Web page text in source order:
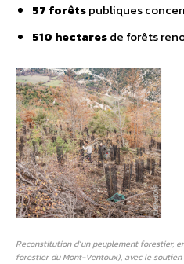
57 forêtspubliques
510 hectaresde forêts
Reconstitution d’un peuplement forestier,
forestier du Mont-Ventoux), avec le